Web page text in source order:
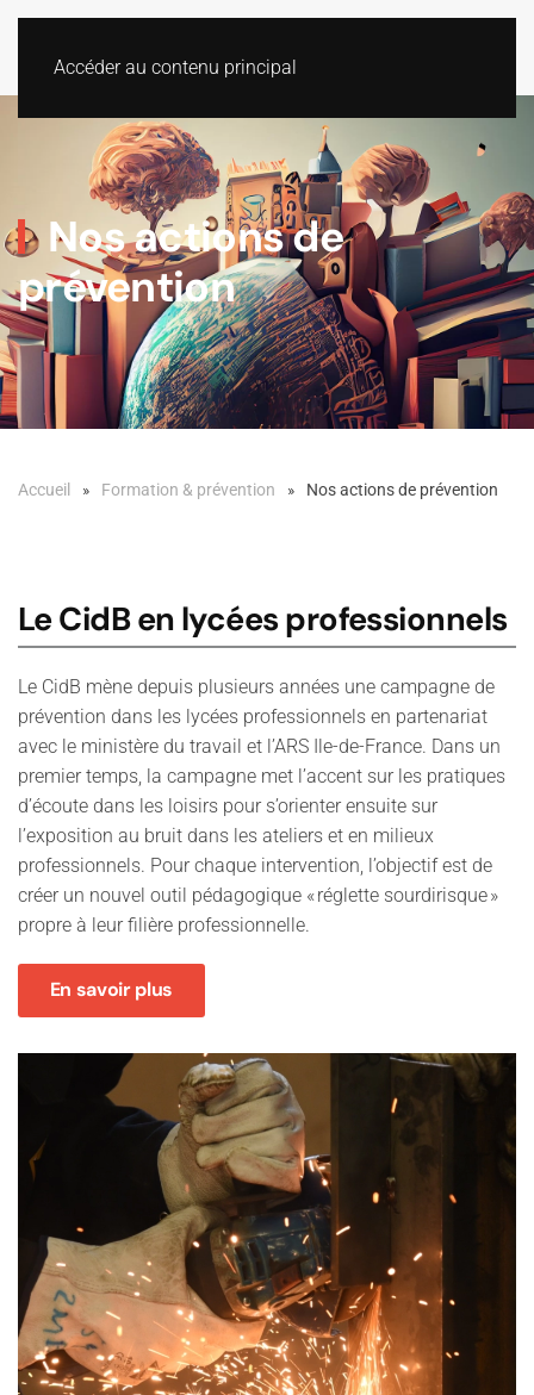
Accéder au contenu principal
Nos actions de
prévention
Accueil Formation & prévention Nos actions de prévention
Le CidB en lycées professionnels
Le CidB mène depuis plusieurs années une campagne de
prévention dans les lycées professionnels en partenariat
avec le ministère du travail et l’ARS Ile-de-France. Dans un
premier temps, la campagne met l’accent sur les pratiques
d’écoute dans les loisirs pour s’orienter ensuite sur
l’exposition au bruit dans les ateliers et en milieux
professionnels. Pour chaque intervention, l’objectif est de
créer un nouvel outil pédagogique « réglette sourdirisque »
propre à leur filière professionnelle.
En savoir plus